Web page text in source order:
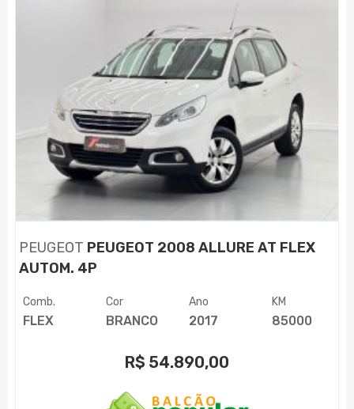
PEUGEOT PEUGEOT 2008 ALLURE AT FLEX
AUTOM. 4P
Comb.
FLEX
Cor
BRANCO
Ano
2017
KM
85000
R$ 54.890,00